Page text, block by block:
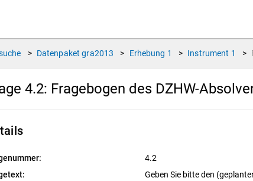
> Datenpaket gra2013 > Erhebung 1 > Instrument 1 >
4.2: Fragebogen des DZHW-
4.2
Geben Sie bitte den